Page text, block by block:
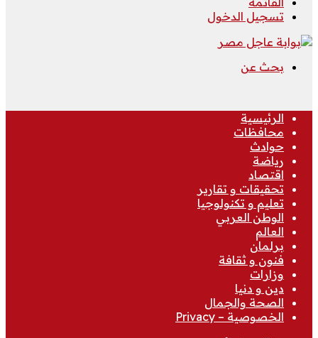
تسجيل الدخول
بحث عن
الرئيسية
محافظات
حوادث
رياضة
اقتصاد
تحقيقات و تقارير
تعليم و تكنولوجيا
الوطن العربي
العالم
برلمان
فنون و ثقافة
وزارات
دين و دنيا
الصحة والجمال
الخصوصية – Privacy